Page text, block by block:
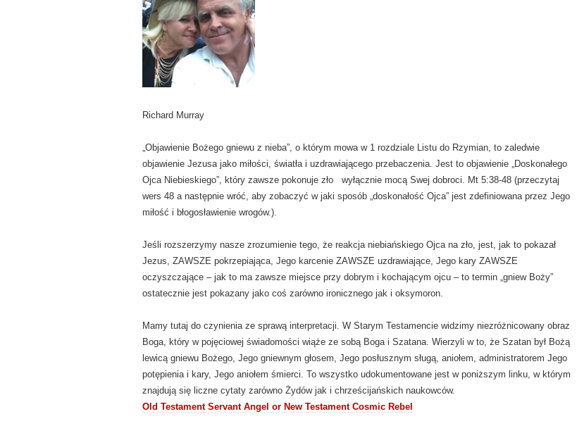
Richard Murray
„Objawienie Bożego gniewu z nieba”, o którym mowa w 1 rozdziale Listu do Rzymian, to zaledwie
objawienie Jezusa jako miłości, światła i uzdrawiającego przebaczenia. Jest to objawienie „Doskonałego
Ojca Niebieskiego”, który zawsze pokonuje zło wyłącznie mocą Swej dobroci. Mt 5:38-48 (przeczytaj
wers 48 a następnie wróć, aby zobaczyć w jaki sposób „doskonałość Ojca” jest zdefiniowana przez Jego
miłość i błogosławienie wrogów.).
Jeśli rozszerzymy nasze zrozumienie tego, że reakcja niebiańskiego Ojca na zło, jest, jak to pokazał
Jezus, ZAWSZE pokrzepiająca, Jego karcenie ZAWSZE uzdrawiające, Jego kary ZAWSZE
oczyszczające – jak to ma zawsze miejsce przy dobrym i kochającym ojcu – to termin „gniew Boży”
ostatecznie jest pokazany jako coś zarówno ironicznego jak i oksymoron.
Mamy tutaj do czynienia ze sprawą interpretacji. W Starym Testamencie widzimy niezróżnicowany obraz
Boga, który w pojęciowej świadomości wiąże ze sobą Boga i Szatana. Wierzyli w to, że Szatan był Bożą
lewicą gniewu Bożego, Jego gniewnym głosem, Jego posłusznym sługą, aniołem, administratorem Jego
potępienia i kary, Jego aniołem śmierci. To wszystko udokumentowane jest w poniższym linku, w którym
znajdują się liczne cytaty zarówno Żydów jak i chrześcijańskich naukowców.
Old Testament Servant Angel or New Testament Cosmic Rebel